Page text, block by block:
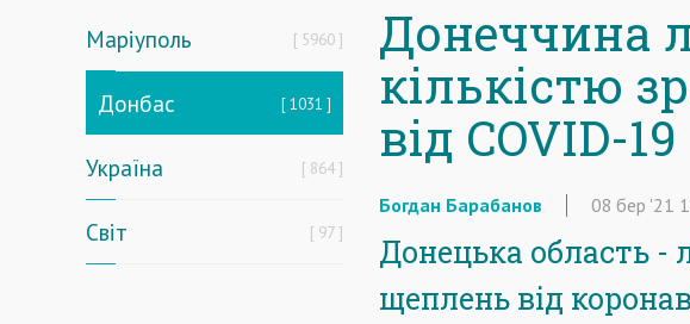
Маріуполь 5960
Донбас 1031
Україна 864
Світ 97
Донеччина
кількістю
від COVID-19
Богдан Барабанов 08 бер '21
Донецька область -
щеплень від